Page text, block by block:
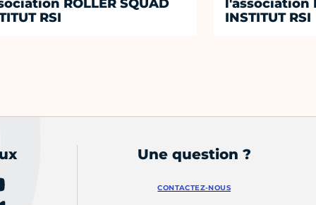
ROLLER SQUAD
RSI
l'association
INSTITUT RSI
Une question ?
CONTACTEZ-NOUS